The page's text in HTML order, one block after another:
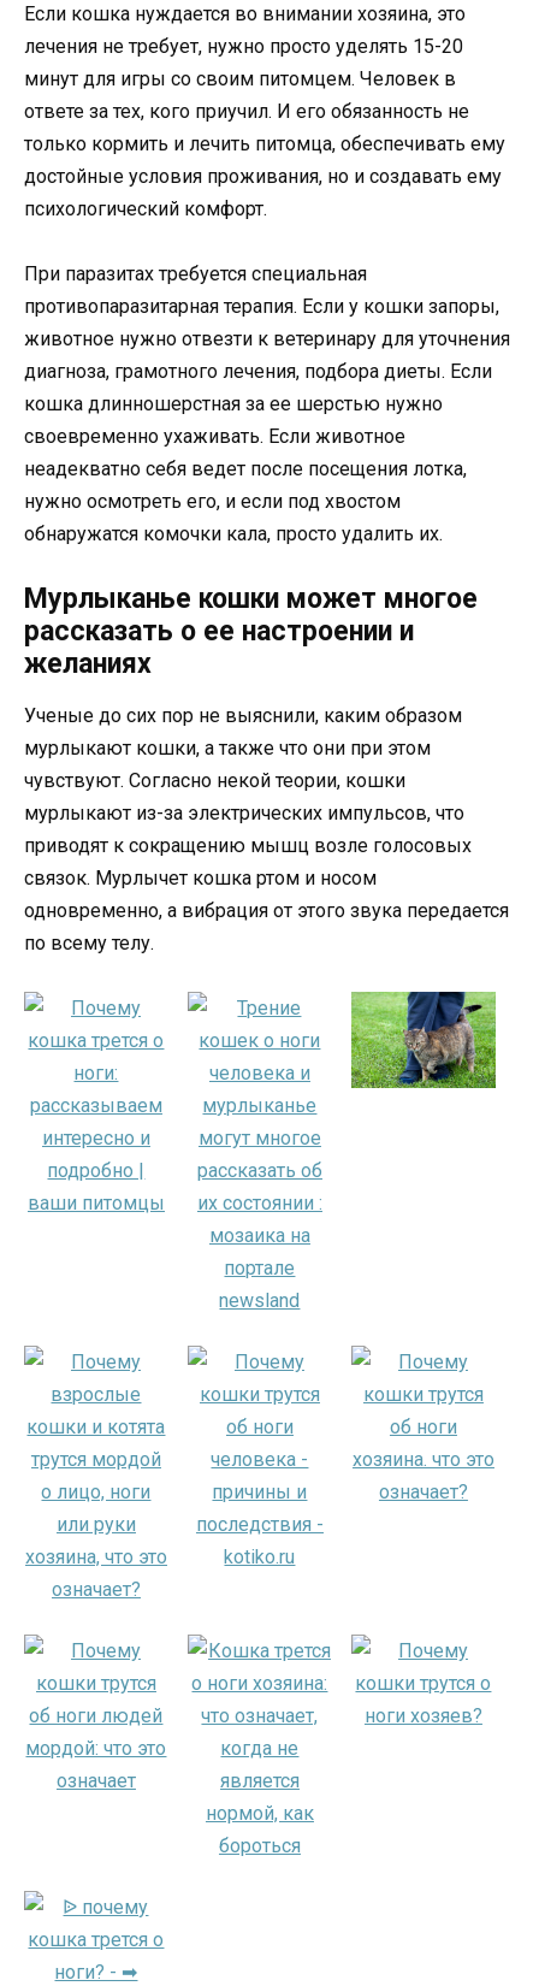
Если кошка нуждается во внимании хозяина, это
лечения не требует, нужно просто уделять 15-20
минут для игры со своим питомцем. Человек в
ответе за тех, кого приучил. И его обязанность не
только кормить и лечить питомца, обеспечивать ему
достойные условия проживания, но и создавать ему
психологический комфорт.
При паразитах требуется специальная
противопаразитарная терапия. Если у кошки запоры,
животное нужно отвезти к ветеринару для уточнения
диагноза, грамотного лечения, подбора диеты. Если
кошка длинношерстная за ее шерстью нужно
своевременно ухаживать. Если животное
неадекватно себя ведет после посещения лотка,
нужно осмотреть его, и если под хвостом
обнаружатся комочки кала, просто удалить их.
Мурлыканье кошки может многое
рассказать о ее настроении и
желаниях
Ученые до сих пор не выяснили, каким образом
мурлыкают кошки, а также что они при этом
чувствуют. Согласно некой теории, кошки
мурлыкают из-за электрических импульсов, что
приводят к сокращению мышц возле голосовых
связок. Мурлычет кошка ртом и носом
одновременно, а вибрация от этого звука передается
по всему телу.